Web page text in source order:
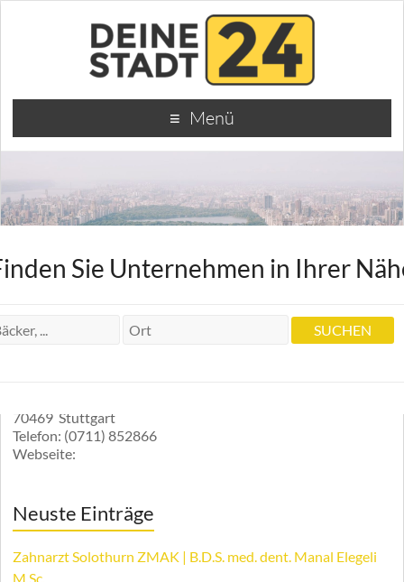
Menü
Sie Unternehmen in Ihrer
70469 Stuttgart
Telefon: (0711) 852866
Webseite:
Neuste Einträge
Zahnarzt Solothurn ZMAK | B.D.S. med. dent. Manal Elegeli
M.Sc.